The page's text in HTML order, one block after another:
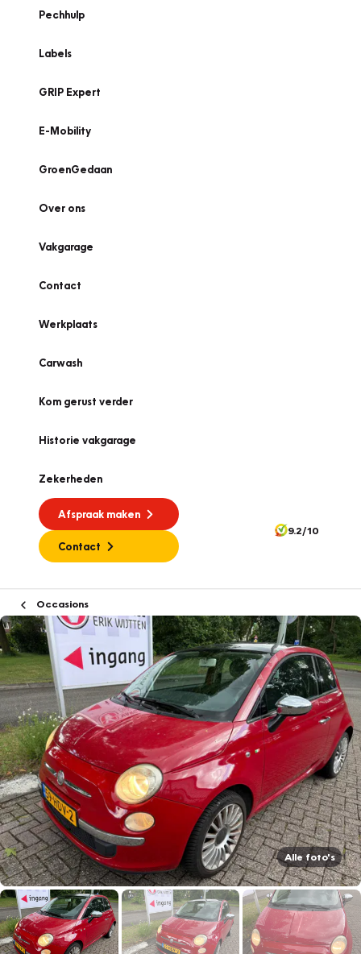
Pechhulp
Labels
GRIP Expert
E-Mobility
GroenGedaan
Over ons
Vakgarage
Contact
Werkplaats
Carwash
Kom gerust verder
Historie vakgarage
Zekerheden
Afspraak maken
Contact
9.2/10
Occasions
Alle foto's